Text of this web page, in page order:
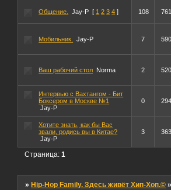
Общение. Jay-P [ 1 2 3 4 ] 108
Мобильник. Jay-P 7 590
Ваш рабочий стол Norma 2 520
Интервью с Вахтангом - Бит
Боксером в Москве №1
Jay-P
0
Хотите знать, как бы Вас
звали, родись вы в Китае?
Jay-P
3 363
Страница:1
» Hip-Hop Family. Здесь живёт Хип-Хоп.© »